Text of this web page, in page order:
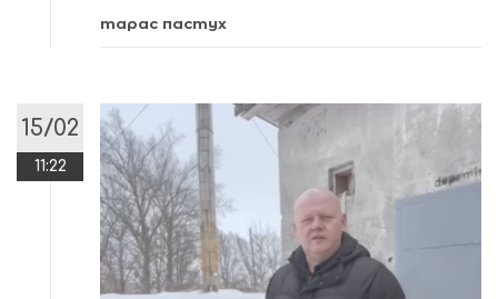
тарас пастух
15/02
11:22